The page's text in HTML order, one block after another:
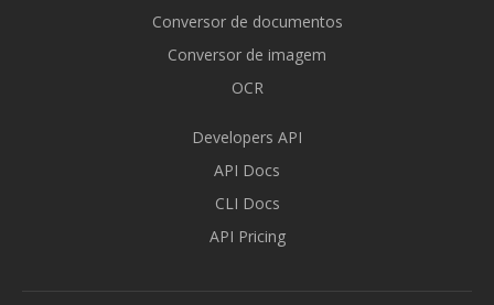
Conversor de documentos
Conversor de imagem
OCR
Developers API
API Docs
CLI Docs
API Pricing